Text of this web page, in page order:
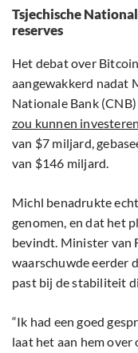
Tsjechische
reserves
Het debat over
aangewakkerd nadat
Nationale Bank
zou kunnen
van $7 miljard,
van $146 miljard.
Michl benadrukte
genomen, en dat het
bevindt. Minister van
waarschuwde eerder
past bij de stabiliteit
“Ik had een goed
laat het aan hem over